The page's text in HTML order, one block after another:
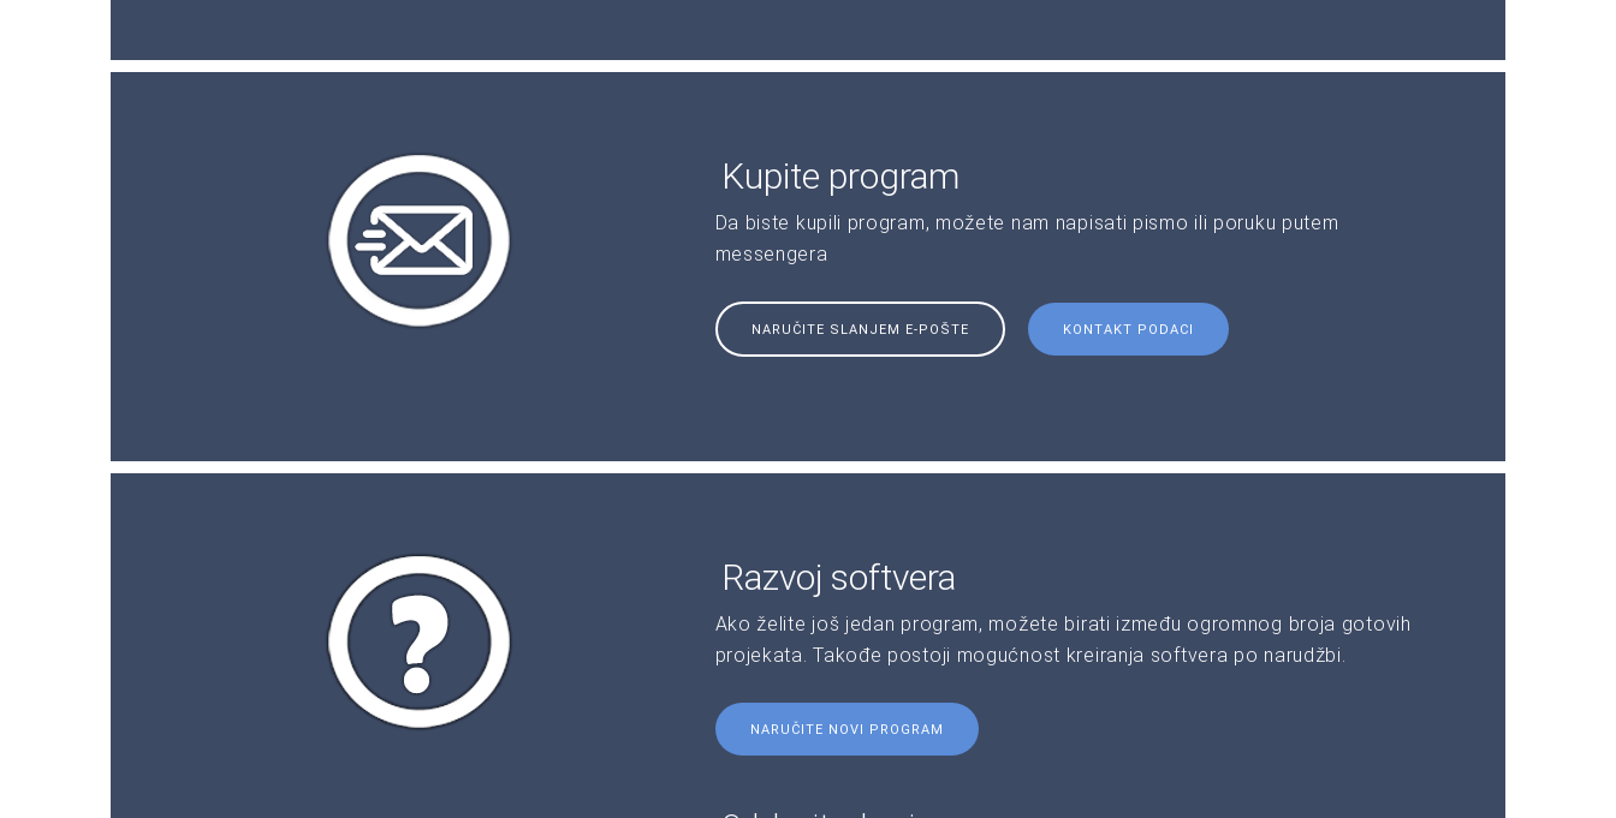
Kupite program
Da biste kupili program, možete nam napisati pismo ili poruku putem
messengera
NARUČITE SLANJEM E-POŠTE KONTAKT PODACI
Razvoj softvera
Ako želite još jedan program, možete birati između ogromnog broja gotovih
projekata. Takođe postoji mogućnost kreiranja softvera po narudžbi.
NARUČITE NOVI PROGRAM